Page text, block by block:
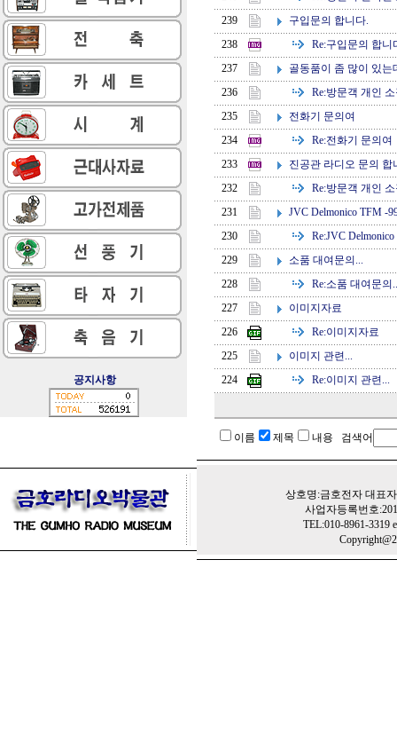
공지사항
239
구입문의 합니다.
238
Re:구입문의 합니
237
골동품이 좀 많이 있
236
Re:방문객 개인
235
전화기 문의여
234
Re:전화기 문의여
233
진공관 라디오 문의 합
232
Re:방문객 개인
231
JVC Delmonico TFM -
230
Re:JVC
229
소품 대여문의...
228
Re:소품 대여문의
227
이미지자료
226
Re:이미지자료
225
이미지 관련...
224
Re:이미지 관련...
이름 제목 내용 검색어
상호명:금호전자 대표
사업자등록번호
TEL:010-8961-3319